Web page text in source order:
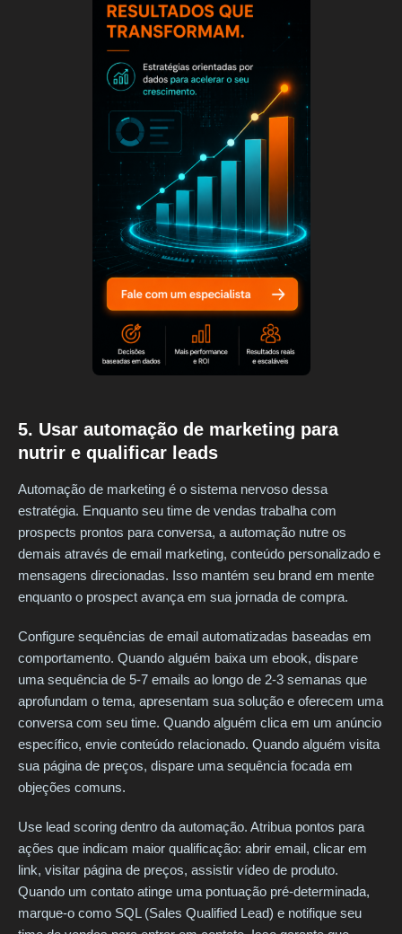
5. Usar automação de marketing para
nutrir e qualificar leads
Automação de marketing é o sistema nervoso dessa
estratégia. Enquanto seu time de vendas trabalha com
prospects prontos para conversa, a automação nutre os
demais através de email marketing, conteúdo personalizado e
mensagens direcionadas. Isso mantém seu brand em mente
enquanto o prospect avança em sua jornada de compra.
Configure sequências de email automatizadas baseadas em
comportamento. Quando alguém baixa um ebook, dispare
uma sequência de 5-7 emails ao longo de 2-3 semanas que
aprofundam o tema, apresentam sua solução e oferecem uma
conversa com seu time. Quando alguém clica em um anúncio
específico, envie conteúdo relacionado. Quando alguém visita
sua página de preços, dispare uma sequência focada em
objeções comuns.
Use lead scoring dentro da automação. Atribua pontos para
ações que indicam maior qualificação: abrir email, clicar em
link, visitar página de preços, assistir vídeo de produto.
Quando um contato atinge uma pontuação pré-determinada,
marque-o como SQL (Sales Qualified Lead) e notifique seu